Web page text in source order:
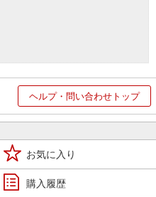
ヘルプ・問い合わせトップ
お気に入り
購入履歴